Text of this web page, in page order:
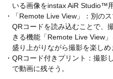
いる画像をinstax AiR Studio™
・「Remote Live View」：別の
QRコードを読み込むことで、
きる機能「Remote Live View
盛り上がりながら撮影を楽しめ
・QRコード付きプリント：撮影
で動画に残そう。